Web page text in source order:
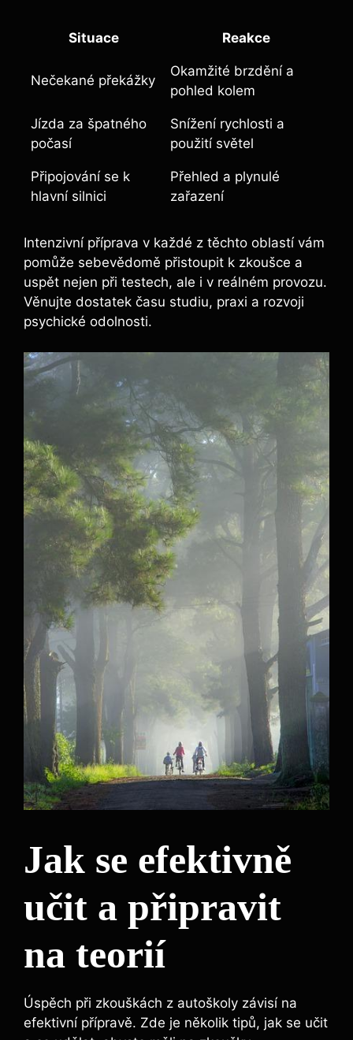
Situace Reakce
Nečekané překážky
Okamžité brzdění a
pohled kolem
Jízda za špatného
počasí
Snížení rychlosti a
použití světel
Připojování se k
hlavní silnici
Přehled a plynulé
zařazení
Intenzivní příprava v každé z těchto oblastí vám
pomůže sebevědomě přistoupit k zkoušce a
uspět nejen při testech, ale i v reálném provozu.
Věnujte dostatek času studiu, praxi a rozvoji
psychické odolnosti.
Jak se efektivně
učit a připravit
na teorií
Úspěch při zkouškách z autoškoly závisí na
efektivní přípravě. Zde je několik tipů, jak se učit